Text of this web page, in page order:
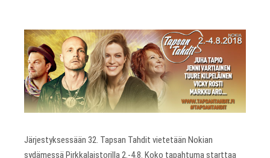
Järjestyksessään 32. Tapsan Tahdit vietetään Nokian
sydämessä Pirkkalaistorilla 2.-4.8. Koko tapahtuma starttaa